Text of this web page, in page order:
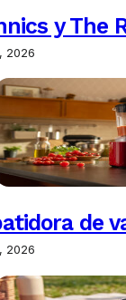
y The
2026
de
2026